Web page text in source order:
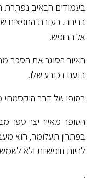
בעמודים הבאים נפתרת
בריחה. בעזרת החפצים
אל החופש.
האיור הסוגר את הספר
בזעם בכובע שלו.
בסופו של דבר הוקסמתי
הסופר-מאייר יצר ספר
בפתרון תעלומה, הוא
להיות חופשיות ולא לשמש